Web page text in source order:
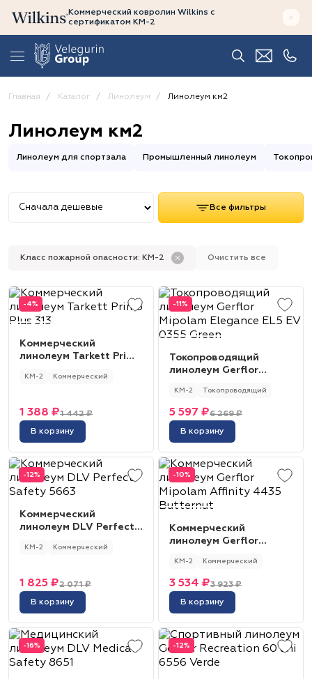
Коммерческий ковролин Wilkins с
сертификатом КМ-2
Главная Каталог Линолеум Линолеум км2
Линолеум км2
Линолеум для спортзала Промышленный линолеум
Все фильтры
Класс пожарной опасности: КМ-2 Очистить все
-4%
Коммерческий
линолеум Tarkett Primo
КМ-2 Коммерческий
1 442 ₽
1 388 ₽
В корзину
-11%
Токопроводящий
линолеум Gerflor
EV 0355 Green
КМ-2 Токопроводящий
6 269 ₽
5 597 ₽
В корзину
-12%
Коммерческий
линолеум DLV Perfect
КМ-2 Коммерческий
2 071 ₽
1 825 ₽
В корзину
-10%
Коммерческий
линолеум Gerflor
Butternut
КМ-2 Коммерческий
3 923 ₽
3 534 ₽
В корзину
-16% -12%